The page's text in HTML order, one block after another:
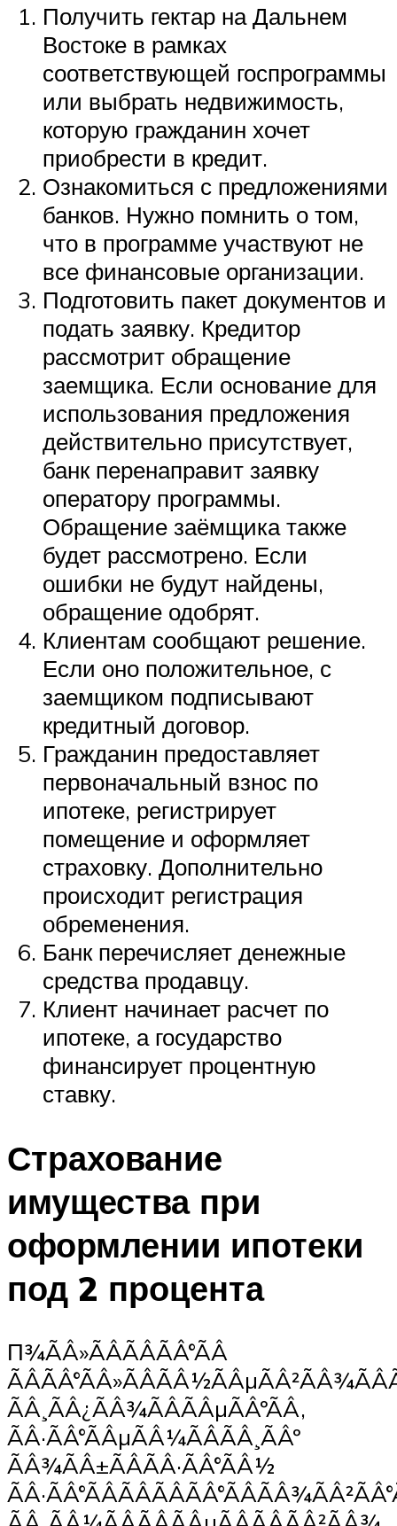
Получить гектар на Дальнем
Востоке в рамках
соответствующей госпрограммы
или выбрать недвижимость,
которую гражданин хочет
приобрести в кредит.
Ознакомиться с предложениями
банков. Нужно помнить о том,
что в программе участвуют не
все финансовые организации.
Подготовить пакет документов и
подать заявку. Кредитор
рассмотрит обращение
заемщика. Если основание для
использования предложения
действительно присутствует,
банк перенаправит заявку
оператору программы.
Обращение заёмщика также
будет рассмотрено. Если
ошибки не будут найдены,
обращение одобрят.
Клиентам сообщают решение.
Если оно положительное, с
заемщиком подписывают
кредитный договор.
Гражданин предоставляет
первоначальный взнос по
ипотеке, регистрирует
помещение и оформляет
страховку. Дополнительно
происходит регистрация
обременения.
Банк перечисляет денежные
средства продавцу.
Клиент начинает расчет по
ипотеке, а государство
финансирует процентную
ставку.
Страхование
имущества при
оформлении ипотеки
под 2 процента
П¾ÃÂ»ÃÂÃÂÃÂ°ÃÂ
ÃÂ¸ÃÂ¿ÃÂ¾ÃÂÃÂµÃÂºÃÂ,
ÃÂ·ÃÂ°ÃÂµÃÂ¼ÃÂÃÂ¸ÃÂº
ÃÂ¾ÃÂ±ÃÂÃÂ·ÃÂ°ÃÂ½